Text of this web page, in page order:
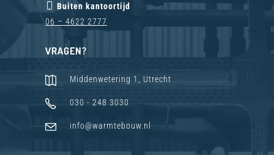
Buiten kantoortijd
06 – 4622 2777
VRAGEN?
Middenwetering 1, Utrecht
030 - 248 3030
info@warmtebouw.nl